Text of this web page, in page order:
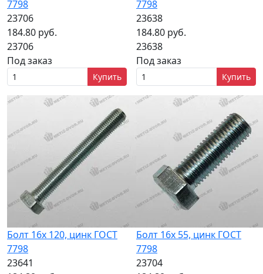
7798
23706
184.80 руб.
23706
Под заказ
Купить
7798
23638
184.80 руб.
23638
Под заказ
Купить
Болт 16х 120, цинк ГОСТ
7798
23641
Болт 16х 55, цинк ГОСТ
7798
23704